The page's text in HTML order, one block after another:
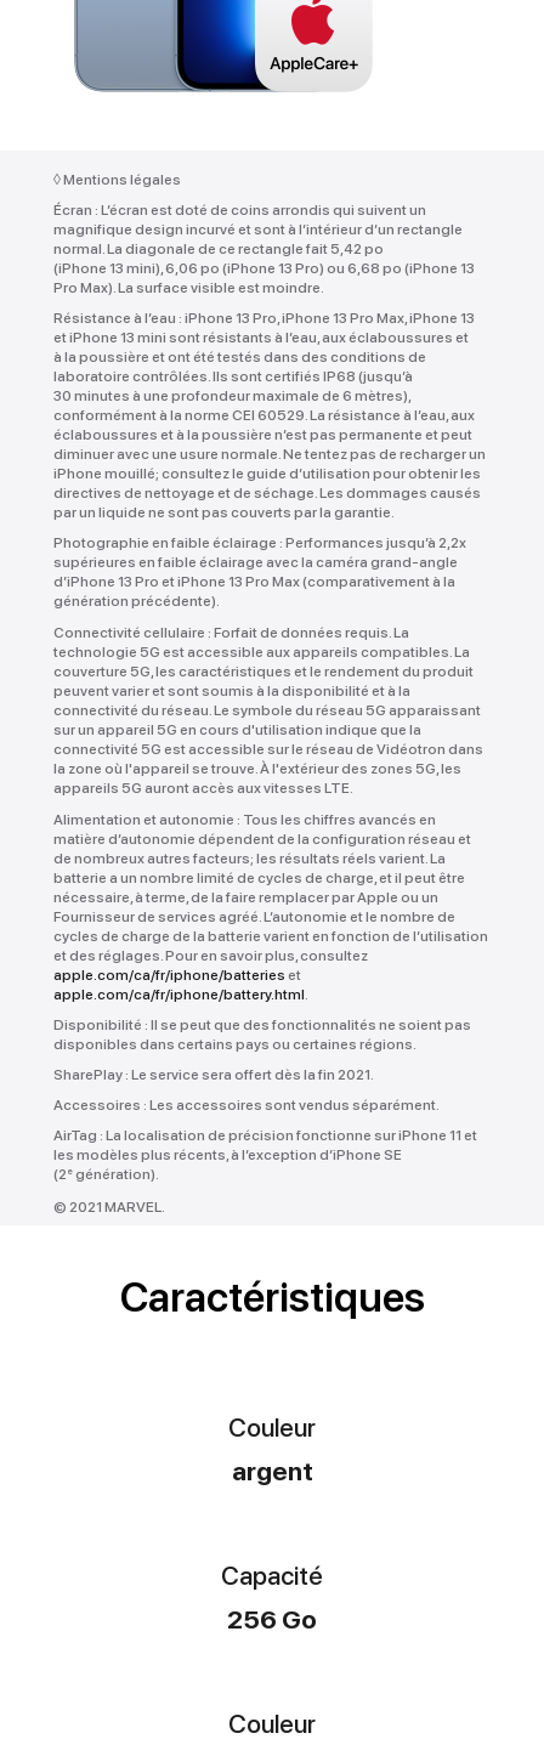
◊Mentions légales
Écran : L’écran est doté de coins arrondis qui suivent un
magnifique design incurvé et sont à l’intérieur d’un rectangle
normal. La diagonale de ce rectangle fait 5,42 po
(iPhone 13 mini), 6,06 po (iPhone 13 Pro) ou 6,68 po (iPhone 13
Pro Max). La surface visible est moindre.
Résistance à l’eau : iPhone 13 Pro, iPhone 13 Pro Max, iPhone 13
et iPhone 13 mini sont résistants à l’eau, aux éclaboussures et
à la poussière et ont été testés dans des conditions de
laboratoire contrôlées. Ils sont certifiés IP68 (jusqu’à
30 minutes à une profondeur maximale de 6 mètres),
conformément à la norme CEI 60529. La résistance à l’eau, aux
éclaboussures et à la poussière n’est pas permanente et peut
diminuer avec une usure normale. Ne tentez pas de recharger un
iPhone mouillé; consultez le guide d’utilisation pour obtenir les
directives de nettoyage et de séchage. Les dommages causés
par un liquide ne sont pas couverts par la garantie.
Photographie en faible éclairage : Performances jusqu’à 2,2x
supérieures en faible éclairage avec la caméra grand-angle
d’iPhone 13 Pro et iPhone 13 Pro Max (comparativement à la
génération précédente).
Connectivité cellulaire : Forfait de données requis. La
technologie 5G est accessible aux appareils compatibles. La
couverture 5G, les caractéristiques et le rendement du produit
peuvent varier et sont soumis à la disponibilité et à la
connectivité du réseau. Le symbole du réseau 5G apparaissant
sur un appareil 5G en cours d'utilisation indique que la
connectivité 5G est accessible sur le réseau de Vidéotron dans
la zone où l'appareil se trouve. À l'extérieur des zones 5G, les
appareils 5G auront accès aux vitesses LTE.
Alimentation et autonomie : Tous les chiffres avancés en
matière d’autonomie dépendent de la configuration réseau et
de nombreux autres facteurs; les résultats réels varient. La
batterie a un nombre limité de cycles de charge, et il peut être
nécessaire, à terme, de la faire remplacer par Apple ou un
Fournisseur de services agréé. L’autonomie et le nombre de
cycles de charge de la batterie varient en fonction de l’utilisation
et des réglages. Pour en savoir plus, consultez
apple.com/ca/fr/iphone/batteries et
apple.com/ca/fr/iphone/battery.html.
Disponibilité : Il se peut que des fonctionnalités ne soient pas
disponibles dans certains pays ou certaines régions.
SharePlay : Le service sera offert dès la fin 2021.
Accessoires : Les accessoires sont vendus séparément.
AirTag : La localisation de précision fonctionne sur iPhone 11 et
les modèles plus récents, à l’exception d’iPhone SE
(2 e génération).
© 2021 MARVEL.
Caractéristiques
Couleur
argent
Capacité
256 Go
Couleur